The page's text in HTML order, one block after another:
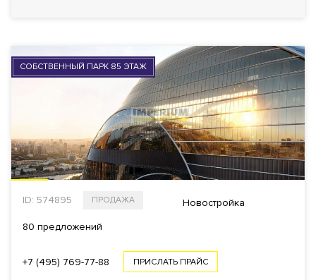
СОБСТВЕННЫЙ ПАРК 85 ЭТАЖ
ID: 574895 ПРОДАЖА Новостройка
80 предложений
+7 (495) 769-77-88 ПРИСЛАТЬ ПРАЙС